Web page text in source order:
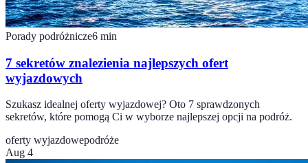
Porady podróżnicze6 min
7 sekretów znalezienia najlepszych ofert
wyjazdowych
Szukasz idealnej oferty wyjazdowej? Oto 7 sprawdzonych
sekretów, które pomogą Ci w wyborze najlepszej opcji na podróż.
oferty wyjazdowepodróże
Aug 4